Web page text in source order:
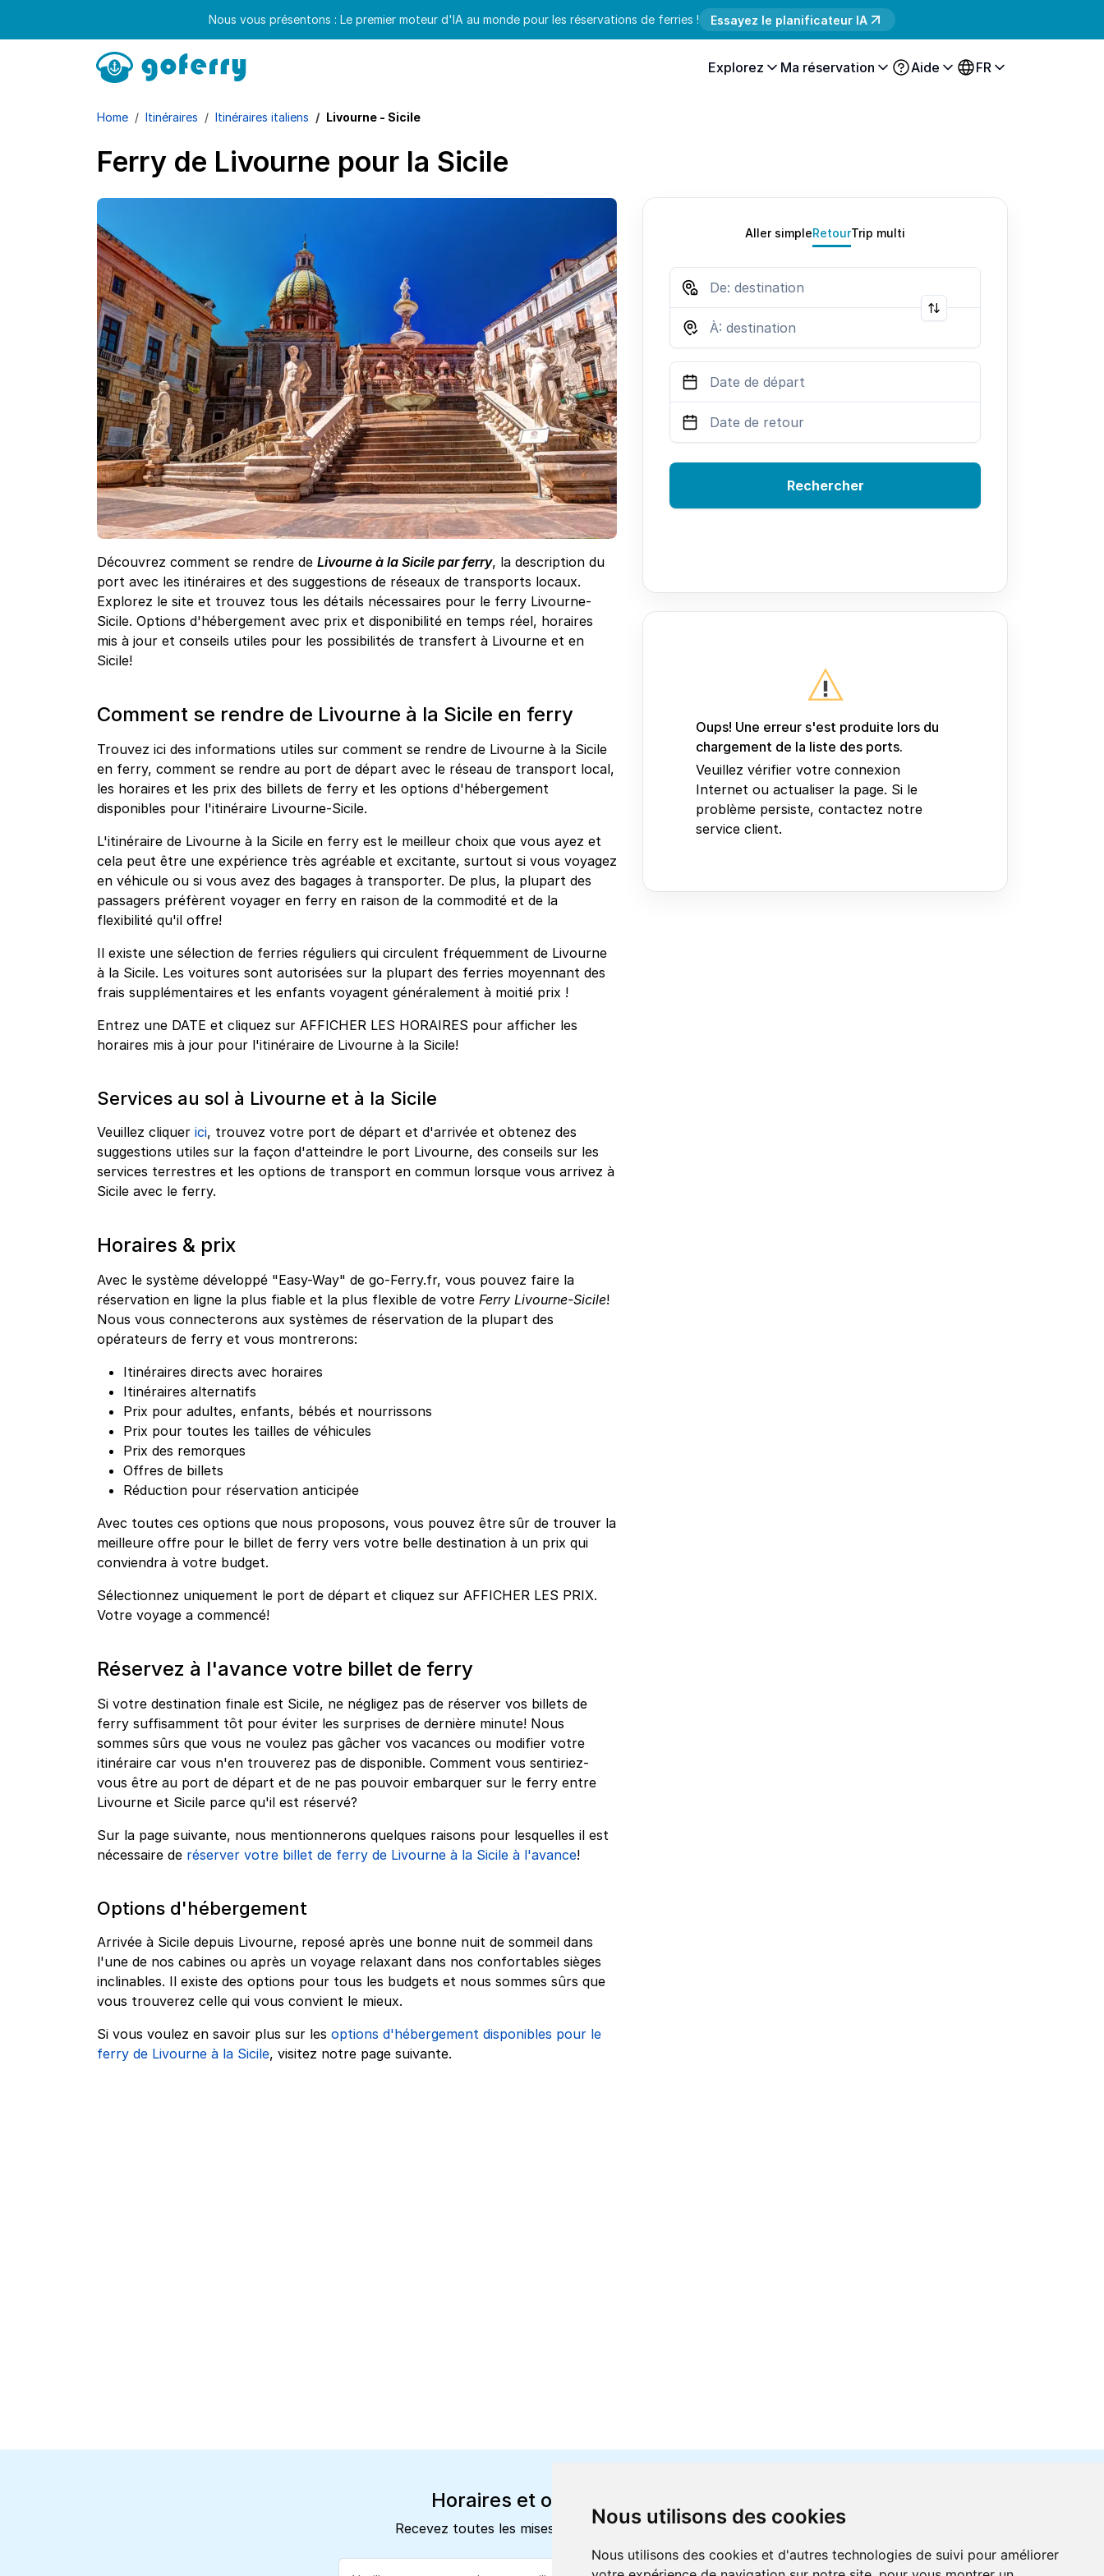
Nous utilisons des cookies
Nous utilisons des cookies et d'autres technologies de suivi pour améliorer
Nous vous présentons : Le premier moteur d'IA au monde pour les réservations de ferries ! Essayez le planificateur IA
Explorez Ma réservation Aide FR
Home Itinéraires Itinéraires italiens Livourne - Sicile
Ferry de Livourne pour la Sicile
Découvrez comment se rendre de Livourne à la Sicile par ferry, la description du
port avec les itinéraires et des suggestions de réseaux de transports locaux.
Explorez le site et trouvez tous les détails nécessaires pour le ferry Livourne-
Sicile. Options d'hébergement avec prix et disponibilité en temps réel, horaires
mis à jour et conseils utiles pour les possibilités de transfert à Livourne et en
Sicile!
Comment se rendre de Livourne à la Sicile en ferry
Trouvez ici des informations utiles sur comment se rendre de Livourne à la Sicile
en ferry, comment se rendre au port de départ avec le réseau de transport local,
les horaires et les prix des billets de ferry et les options d'hébergement
disponibles pour l'itinéraire Livourne-Sicile.
L'itinéraire de Livourne à la Sicile en ferry est le meilleur choix que vous ayez et
cela peut être une expérience très agréable et excitante, surtout si vous voyagez
en véhicule ou si vous avez des bagages à transporter. De plus, la plupart des
passagers préfèrent voyager en ferry en raison de la commodité et de la
flexibilité qu'il offre!
Il existe une sélection de ferries réguliers qui circulent fréquemment de Livourne
à la Sicile. Les voitures sont autorisées sur la plupart des ferries moyennant des
frais supplémentaires et les enfants voyagent généralement à moitié prix !
Entrez une DATE et cliquez sur AFFICHER LES HORAIRES pour afficher les
horaires mis à jour pour l'itinéraire de Livourne à la Sicile!
Services au sol à Livourne et à la Sicile
Veuillez cliquer ici, trouvez votre port de départ et d'arrivée et obtenez des
suggestions utiles sur la façon d'atteindre le port Livourne, des conseils sur les
services terrestres et les options de transport en commun lorsque vous arrivez à
Sicile avec le ferry.
Horaires & prix
Avec le système développé "Easy-Way" de go-Ferry.fr, vous pouvez faire la
réservation en ligne la plus fiable et la plus flexible de votre Ferry Livourne-Sicile!
Nous vous connecterons aux systèmes de réservation de la plupart des
opérateurs de ferry et vous montrerons:
Itinéraires directs avec horaires
Itinéraires alternatifs
Prix pour adultes, enfants, bébés et nourrissons
Prix pour toutes les tailles de véhicules
Prix des remorques
Offres de billets
Réduction pour réservation anticipée
Avec toutes ces options que nous proposons, vous pouvez être sûr de trouver la
meilleure offre pour le billet de ferry vers votre belle destination à un prix qui
conviendra à votre budget.
Sélectionnez uniquement le port de départ et cliquez sur AFFICHER LES PRIX.
Votre voyage a commencé!
Réservez à l'avance votre billet de ferry
Si votre destination finale est Sicile, ne négligez pas de réserver vos billets de
ferry suffisamment tôt pour éviter les surprises de dernière minute! Nous
sommes sûrs que vous ne voulez pas gâcher vos vacances ou modifier votre
itinéraire car vous n'en trouverez pas de disponible. Comment vous sentiriez-
vous être au port de départ et de ne pas pouvoir embarquer sur le ferry entre
Livourne et Sicile parce qu'il est réservé?
Sur la page suivante, nous mentionnerons quelques raisons pour lesquelles il est
nécessaire de réserver votre billet de ferry de Livourne à la Sicile à l'avance!
Options d'hébergement
Arrivée à Sicile depuis Livourne, reposé après une bonne nuit de sommeil dans
l'une de nos cabines ou après un voyage relaxant dans nos confortables sièges
inclinables. Il existe des options pour tous les budgets et nous sommes sûrs que
vous trouverez celle qui vous convient le mieux.
Si vous voulez en savoir plus sur les options d'hébergement disponibles pour le
ferry de Livourne à la Sicile, visitez notre page suivante.
Aller simpleRetourTrip multi
Rechercher
Oups! Une erreur s'est produite lors du
chargement de la liste des ports.
Veuillez vérifier votre connexion
Internet ou actualiser la page. Si le
problème persiste, contactez notre
service client.
Horaires et offres actuels
Recevez toutes les mises à jour dans votre e-mail